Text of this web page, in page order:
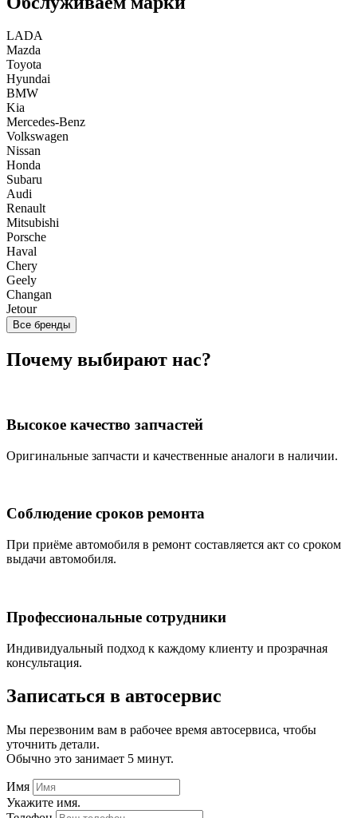
LADA
Mazda
Toyota
Hyundai
BMW
Kia
Mercedes-Benz
Volkswagen
Nissan
Honda
Subaru
Audi
Renault
Mitsubishi
Porsche
Haval
Chery
Geely
Changan
Jetour
Все бренды
Почему выбирают нас?
Высокое качество запчастей
Оригинальные запчасти и качественные аналоги в наличии.
Соблюдение сроков ремонта
При приёме автомобиля в ремонт составляется акт со сроком
выдачи автомобиля.
Профессиональные сотрудники
Индивидуальный подход к каждому клиенту и прозрачная
консультация.
Записаться в автосервис
Мы перезвоним вам в рабочее время автосервиса, чтобы
уточнить детали.
Обычно это занимает 5 минут.
Имя
Укажите имя.